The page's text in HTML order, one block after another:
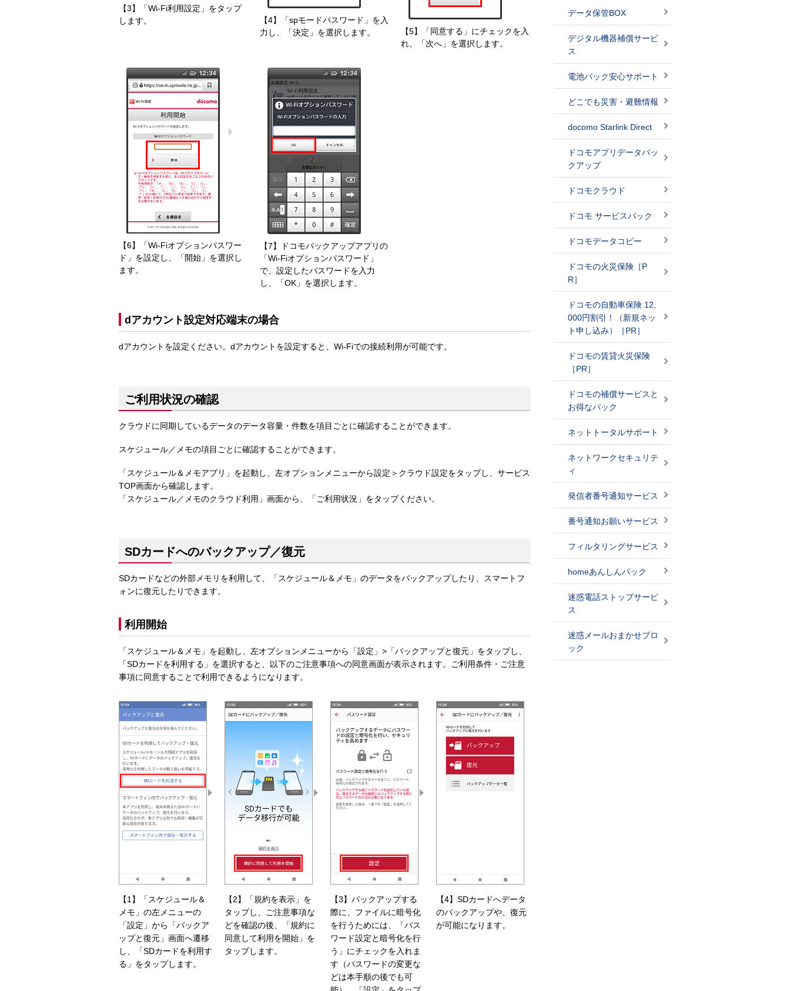
【3】「Wi-Fi利用設定」をタップ
します。
【4】「spモードパスワード」を入
力し、「決定」を選択します。
【5】「同意する」にチェックを入
れ、「次へ」を選択します。
【6】「Wi-Fiオプションパスワー
ド」を設定し、「開始」を選択し
ます。
【7】ドコモバックアップアプリの
「Wi-Fiオプションパスワード」
で、設定したパスワードを入力
し、「OK」を選択します。
dアカウント設定対応端末の場合
dアカウントを設定ください。dアカウントを設定すると、Wi-Fiでの接続利用が可能です。
ご利用状況の確認
クラウドに同期しているデータのデータ容量・件数を項目ごとに確認することができます。
スケジュール／メモの項目ごとに確認することができます。
「スケジュール＆メモアプリ」を起動し、左オプションメニューから設定＞クラウド設定をタップし、サービス
TOP画面から確認します。
「スケジュール／メモのクラウド利用」画面から、「ご利用状況」をタップください。
SDカードへのバックアップ／復元
SDカードなどの外部メモリを利用して、「スケジュール＆メモ」のデータをバックアップしたり、スマートフ
ォンに復元したりできます。
利用開始
「スケジュール＆メモ」を起動し、左オプションメニューから「設定」>「バックアップと復元」をタップし、
「SDカードを利用する」を選択すると、以下のご注意事項への同意画面が表示されます。ご利用条件・ご注意
事項に同意することで利用できるようになります。
【1】「スケジュール＆
メモ」の左メニューの
「設定」から「バックア
ップと復元」画面へ遷移
し、「SDカードを利用す
る」をタップします。
【2】「規約を表示」を
タップし、ご注意事項な
どを確認の後、「規約に
同意して利用を開始」を
タップします。
【3】バックアップする
際に、ファイルに暗号化
を行うためには、「パス
ワード設定と暗号化を行
う」にチェックを入れま
す（パスワードの変更な
どは本手順の後でも可
【4】SDカードへデータ
のバックアップや、復元
が可能になります。
データ保管BOX
デジタル機器補償サービ
ス
電池パック安心サポート
どこでも災害・避難情報
docomo Starlink Direct
ドコモアプリデータバッ
クアップ
ドコモクラウド
ドコモ サービスパック
ドコモデータコピー
ドコモの火災保険［P
R］
ドコモの自動車保険 12,
000円割引！（新規ネッ
ト申し込み）［PR］
ドコモの賃貸火災保険
［PR］
ドコモの補償サービスと
お得なパック
ネットトータルサポート
ネットワークセキュリテ
ィ
発信者番号通知サービス
番号通知お願いサービス
フィルタリングサービス
homeあんしんパック
迷惑電話ストップサービ
ス
迷惑メールおまかせブロ
ック